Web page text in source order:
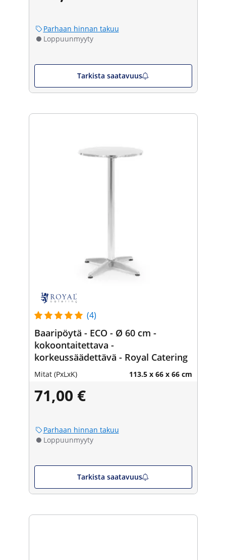
Parhaan hinnan takuu
Loppuunmyyty
Tarkista saatavuus
(4)
Baaripöytä - ECO - Ø 60 cm -
kokoontaitettava -
korkeussäädettävä - Royal Catering
Mitat (PxLxK) 113.5 x 66 x 66 cm
71,00 €
Parhaan hinnan takuu
Loppuunmyyty
Tarkista saatavuus